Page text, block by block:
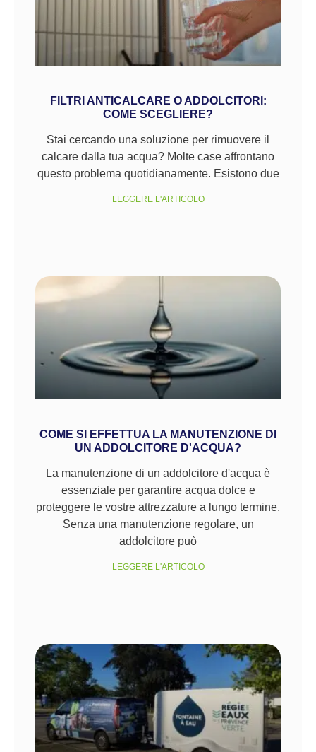
FILTRI ANTICALCARE O ADDOLCITORI:
COME SCEGLIERE?
Stai cercando una soluzione per rimuovere il
calcare dalla tua acqua? Molte case affrontano
questo problema quotidianamente. Esistono due
LEGGERE L'ARTICOLO
COME SI EFFETTUA LA MANUTENZIONE DI
UN ADDOLCITORE D'ACQUA?
La manutenzione di un addolcitore d'acqua è
essenziale per garantire acqua dolce e
proteggere le vostre attrezzature a lungo termine.
Senza una manutenzione regolare, un
addolcitore può
LEGGERE L'ARTICOLO